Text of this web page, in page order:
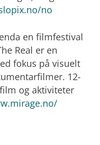
no
en filmfestival
Real er en
fokus på visuelt
12-
og aktiviteter